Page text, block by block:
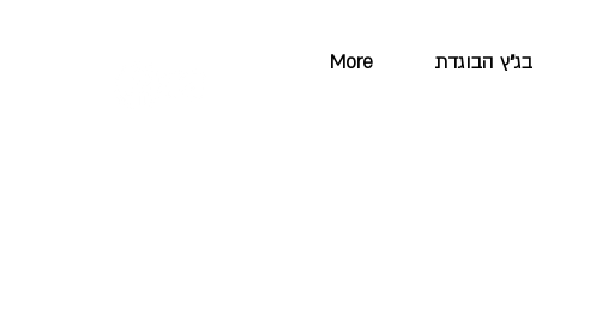
בג"ץ הבוגדת More